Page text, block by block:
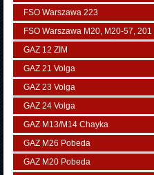
FSO Warszawa 223
FSO Warszawa М20, M20-57, 201
GAZ 12 ZIM
GAZ 21 Volga
GAZ 23 Volga
GAZ 24 Volga
GAZ M13/M14 Chayka
GAZ M26 Pobeda
GAZ М20 Pobeda